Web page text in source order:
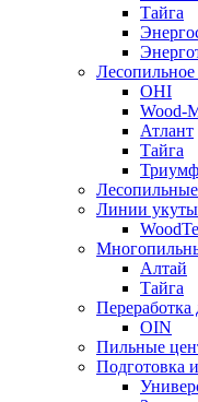
Тайга
OHI
Wood-
Атлант
Тайга
Триумф
Линии
Алтай
Тайга
Переработка
OIN
Пильные
Подготовка